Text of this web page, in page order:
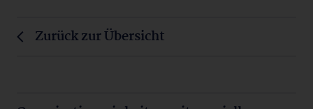
Zurück zur Übersicht